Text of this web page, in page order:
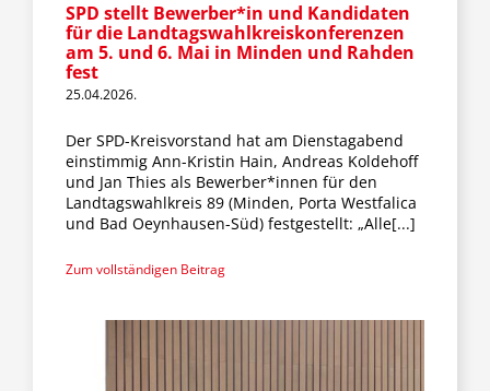
SPD stellt Bewerber*in und Kandidaten
für die Landtagswahlkreiskonferenzen
am 5. und 6. Mai in Minden und Rahden
fest
25.04.2026.
Der SPD-Kreisvorstand hat am Dienstagabend
einstimmig Ann-Kristin Hain, Andreas Koldehoff
und Jan Thies als Bewerber*innen für den
Landtagswahlkreis 89 (Minden, Porta Westfalica
und Bad Oeynhausen-Süd) festgestellt: „Alle[...]
Zum vollständigen Beitrag